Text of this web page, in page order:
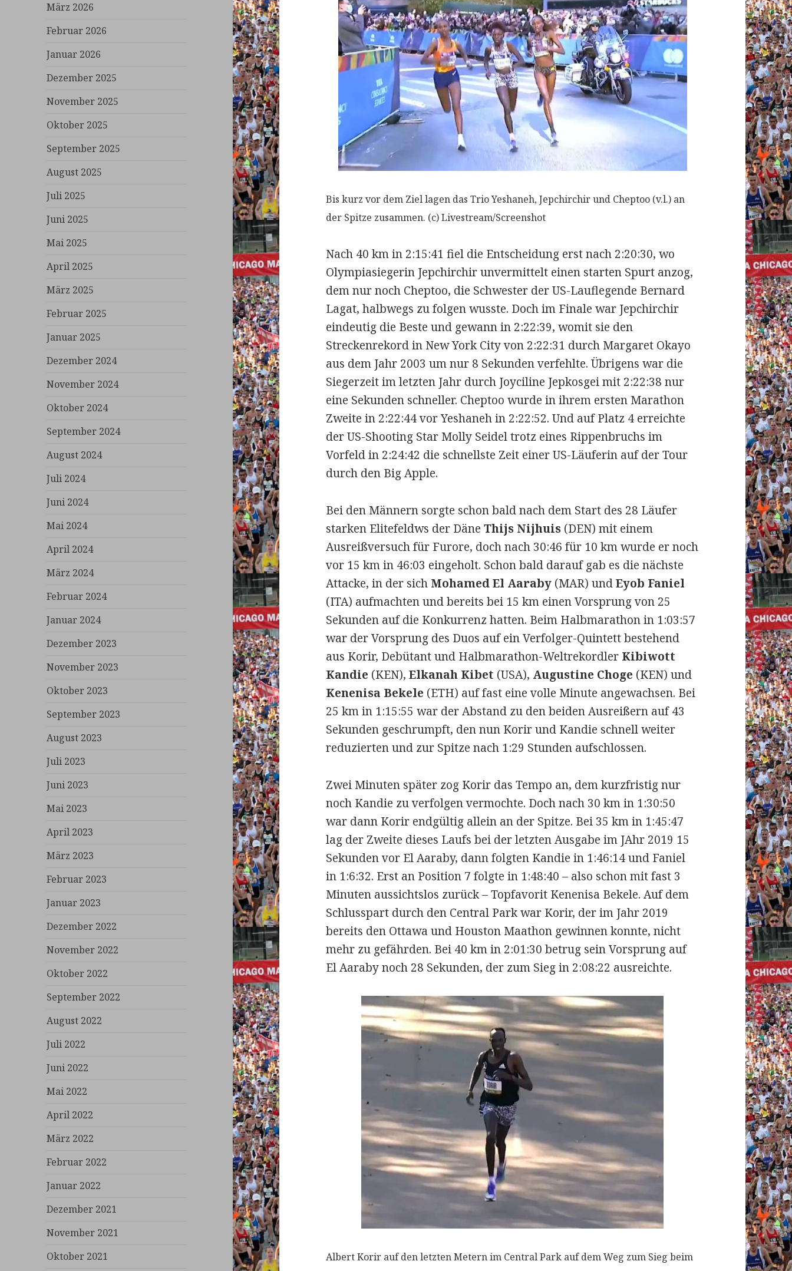
März 2026
Februar 2026
Januar 2026
Dezember 2025
November 2025
Oktober 2025
September 2025
August 2025
Juli 2025
Juni 2025
Mai 2025
April 2025
März 2025
Februar 2025
Januar 2025
Dezember 2024
November 2024
Oktober 2024
September 2024
August 2024
Juli 2024
Juni 2024
Mai 2024
April 2024
März 2024
Februar 2024
Januar 2024
Dezember 2023
November 2023
Oktober 2023
September 2023
August 2023
Juli 2023
Juni 2023
Mai 2023
April 2023
März 2023
Februar 2023
Januar 2023
Dezember 2022
November 2022
Oktober 2022
September 2022
August 2022
Juli 2022
Juni 2022
Mai 2022
April 2022
März 2022
Februar 2022
Januar 2022
Dezember 2021
November 2021
Oktober 2021
Bis kurz vor dem Ziel lagen das Trio Yeshaneh, Jepchirchir und Cheptoo (v.l.) an
der Spitze zusammen. (c) Livestream/Screenshot
Nach 40 km in 2:15:41 fiel die Entscheidung erst nach 2:20:30, wo
Olympiasiegerin Jepchirchir unvermittelt einen starten Spurt anzog,
dem nur noch Cheptoo, die Schwester der US-Lauflegende Bernard
Lagat, halbwegs zu folgen wusste. Doch im Finale war Jepchirchir
eindeutig die Beste und gewann in 2:22:39, womit sie den
Streckenrekord in New York City von 2:22:31 durch Margaret Okayo
aus dem Jahr 2003 um nur 8 Sekunden verfehlte. Übrigens war die
Siegerzeit im letzten Jahr durch Joyciline Jepkosgei mit 2:22:38 nur
eine Sekunden schneller. Cheptoo wurde in ihrem ersten Marathon
Zweite in 2:22:44 vor Yeshaneh in 2:22:52. Und auf Platz 4 erreichte
der US-Shooting Star Molly Seidel trotz eines Rippenbruchs im
Vorfeld in 2:24:42 die schnellste Zeit einer US-Läuferin auf der Tour
durch den Big Apple.
Bei den Männern sorgte schon bald nach dem Start des 28 Läufer
starken Elitefeldws der DäneThijs Nijhuis (DEN) mit einem
Ausreißversuch für Furore, doch nach 30:46 für 10 km wurde er noch
vor 15 km in 46:03 eingeholt. Schon bald darauf gab es die nächste
Attacke, in der sich Mohamed El Aaraby (MAR) undEyob Faniel
(ITA) aufmachten und bereits bei 15 km einen Vorsprung von 25
Sekunden auf die Konkurrenz hatten. Beim Halbmarathon in 1:03:57
war der Vorsprung des Duos auf ein Verfolger-Quintett bestehend
aus Korir, Debütant und Halbmarathon-Weltrekordler Kibiwott
Kandie (KEN), Elkanah Kibet (USA), Augustine Choge (KEN) und
Kenenisa Bekele (ETH) auf fast eine volle Minute angewachsen. Bei
25 km in 1:15:55 war der Abstand zu den beiden Ausreißern auf 43
Sekunden geschrumpft, den nun Korir und Kandie schnell weiter
reduzierten und zur Spitze nach 1:29 Stunden aufschlossen.
Zwei Minuten später zog Korir das Tempo an, dem kurzfristig nur
noch Kandie zu verfolgen vermochte. Doch nach 30 km in 1:30:50
war dann Korir endgültig allein an der Spitze. Bei 35 km in 1:45:47
lag der Zweite dieses Laufs bei der letzten Ausgabe im JAhr 2019 15
Sekunden vor El Aaraby, dann folgten Kandie in 1:46:14 und Faniel
in 1:6:32. Erst an Position 7 folgte in 1:48:40 – also schon mit fast 3
Minuten aussichtslos zurück – Topfavorit Kenenisa Bekele. Auf dem
Schlusspart durch den Central Park war Korir, der im Jahr 2019
bereits den Ottawa und Houston Maathon gewinnen konnte, nicht
mehr zu gefährden. Bei 40 km in 2:01:30 betrug sein Vorsprung auf
El Aaraby noch 28 Sekunden, der zum Sieg in 2:08:22 ausreichte.
Albert Korir auf den letzten Metern im Central Park auf dem Weg zum Sieg beim